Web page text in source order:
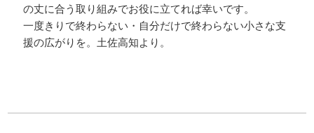
の丈に合う取り組みでお役に立てれば幸いです。
一度きりで終わらない・自分だけで終わらない小さな支
援の広がりを。土佐高知より。